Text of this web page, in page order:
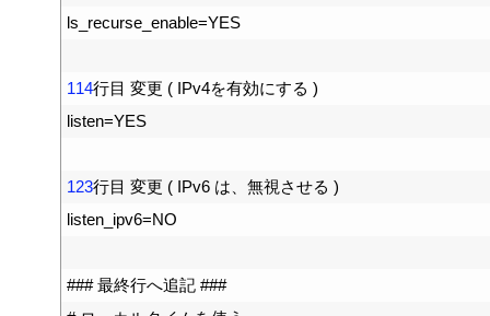
ls_recurse_enable=YES
114行目 変更 ( IPv4を有効にする )
listen=YES
123行目 変更 ( IPv6 は、無視させる )
listen_ipv6=NO
### 最終行へ追記 ###